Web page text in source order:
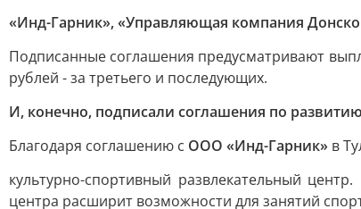
«Инд-Гарник», «Управляющая компания
Подписанные соглашения предусматривают
рублей - за третьего и последующих.
И, конечно, подписали соглашения по
Благодаря соглашению с ООО «Инд-Гарник» в
культурно-спортивный развлекательный
центра расширит возможности для занятий